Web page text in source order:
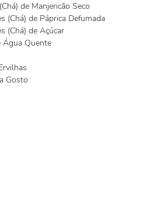
de Manjericão Seco
(Chá) de Páprica Defumada
(Chá) de Açúcar
Quente
Gosto